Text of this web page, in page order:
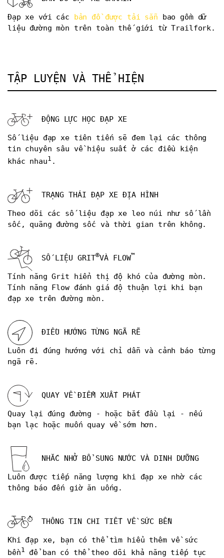
Đạp xe với các bản đồ được tải sẵn bao gồm dữ
liệu đường mòn trên toàn thế giới từ Trailfork.
TẬP LUYỆN VÀ THỂ HIỆN
ĐỘNG LỰC HỌC ĐẠP XE
Số liệu đạp xe tiên tiến sẽ đem lại các thông
tin chuyên sâu về hiệu suất ở các điều kiện
khác nhau1 .
TRẠNG THÁI ĐẠP XE ĐỊA HÌNH
Theo dõi các số liệu đạp xe leo núi như số lần
sốc, quãng đường sốc và thời gian trên không.
SỐ LIỆU GRIT®VÀ FLOW™
Tính năng Grit hiển thị độ khó của đường mòn.
Tính năng Flow đánh giá độ thuận lợi khi bạn
đạp xe trên đường mòn.
ĐIỀU HƯỚNG TỪNG NGÃ RẼ
Luôn đi đúng hướng với chỉ dẫn và cảnh báo từng
ngã rẽ.
QUAY VỀ ĐIỂM XUẤT PHÁT
Quay lại đúng đường - hoặc bắt đầu lại - nếu
bạn lạc hoặc muốn quay về sớm hơn.
NHẮC NHỞ BỔ SUNG NƯỚC VÀ DINH DƯỠNG
Luôn được tiếp năng lượng khi đạp xe nhờ các
thông báo đến giờ ăn uống.
THÔNG TIN CHI TIẾT VỀ SỨC BỀN
Khi đạp xe, bạn có thể tìm hiểu thêm về sức
bền1
để ban có thể theo dõi khả năng tiếp tục